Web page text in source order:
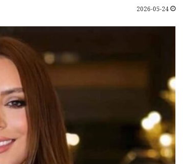
2026-05-24